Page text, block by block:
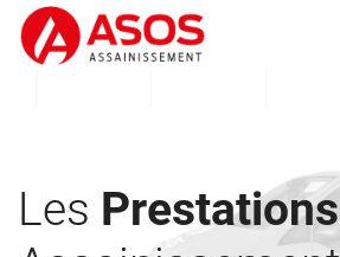
Les Prestations